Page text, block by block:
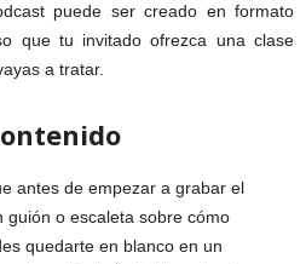
puede ser creado en formato
que tu invitado ofrezca una clase
a tratar.
antes de empezar a grabar el
guión o escaleta sobre cómo
quedarte en blanco en un